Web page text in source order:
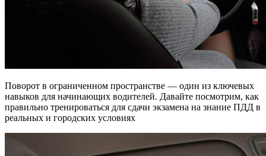
Поворот в ограниченном пространстве — один из ключевых
навыков для начинающих водителей. Давайте посмотрим, как
правильно тренироваться для сдачи экзамена на знание ПДД в
реальных и городских условиях